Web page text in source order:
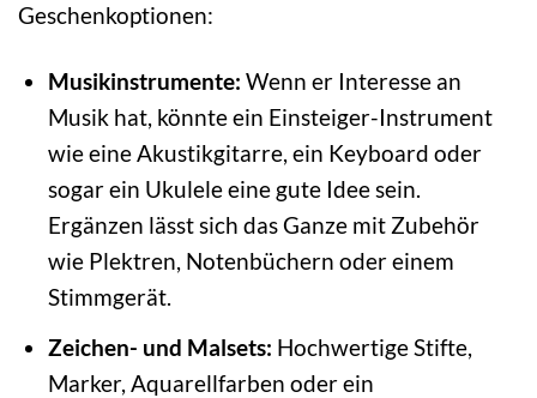
Geschenkoptionen:
Musikinstrumente: Wenn er Interesse an
Musik hat, könnte ein Einsteiger-Instrument
wie eine Akustikgitarre, ein Keyboard oder
sogar ein Ukulele eine gute Idee sein.
Ergänzen lässt sich das Ganze mit Zubehör
wie Plektren, Notenbüchern oder einem
Stimmgerät.
Zeichen- und Malsets: Hochwertige Stifte,
Marker, Aquarellfarben oder ein